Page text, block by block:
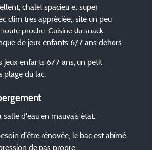
chalet spacieu et super
clim tres appréciée,, site un peu
proche. Cuisine du snack
de jeux enfants 6/7 ans dehors.
jeux enfants 6/7 ans, un petit
plage du lac.
salle d'eau en mauvais état.
d'être rénovée, le bac est abîmé
de pas propre.